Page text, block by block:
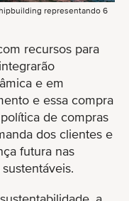
representando 6
recursos para
e em
e essa compra
de compras
dos clientes e
futura nas